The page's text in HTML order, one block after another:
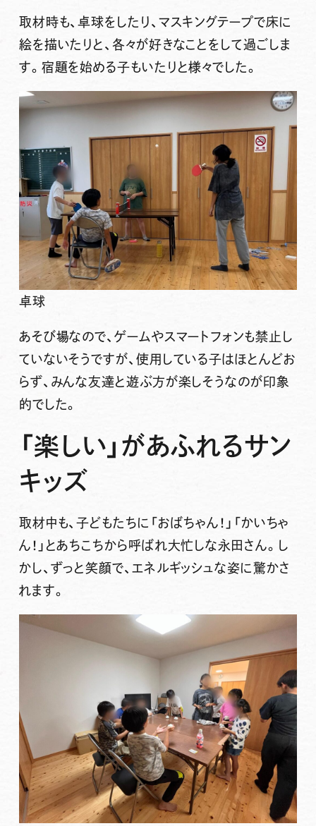
取材時も、卓球をしたり、マスキングテープで床に
絵を描いたりと、各々が好きなことをして過ごしま
す。宿題を始める子もいたりと様々でした。
卓球
あそび場なので、ゲームやスマートフォンも禁止し
ていないそうですが、使用している子はほとんどお
らず、みんな友達と遊ぶ方が楽しそうなのが印象
的でした。
「楽しい」があふれるサン
キッズ
取材中も、子どもたちに「おばちゃん！」「かいちゃ
ん！」とあちこちから呼ばれ大忙しな永田さん。し
かし、ずっと笑顔で、エネルギッシュな姿に驚かさ
れます。